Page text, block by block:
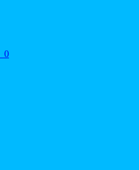
0